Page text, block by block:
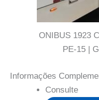
ONIBUS 1923
PE-15 |
Informações
Consulte